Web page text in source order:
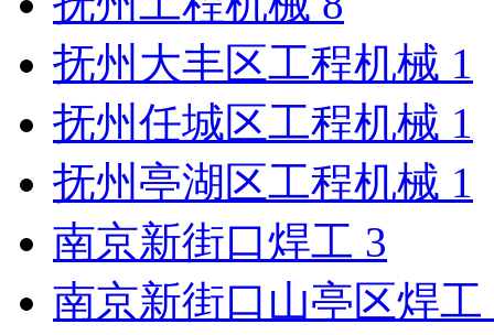
抚州大丰区工程机械 1
抚州任城区工程机械 1
抚州亭湖区工程机械 1
南京新街口焊工 3
南京新街口山亭区焊工